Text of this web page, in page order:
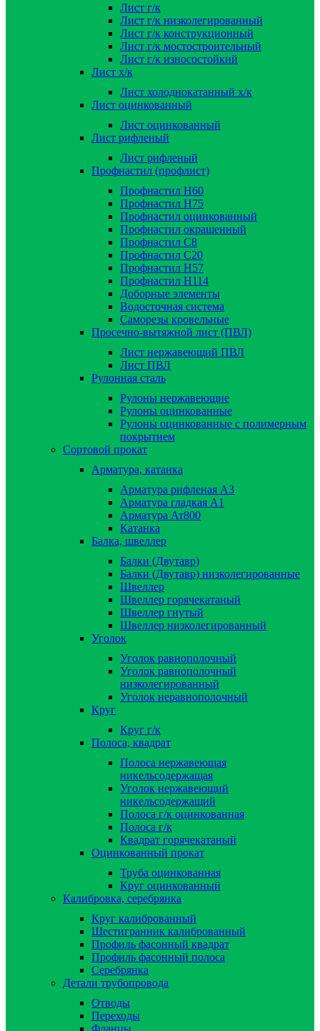
Лист г/к
Лист г/к низколегированный
Лист г/к конструкционный
Лист г/к мостостроительный
Лист г/к износостойкий
Лист х/к
Лист холоднокатанный х/к
Лист оцинкованный
Лист оцинкованный
Лист рифленый
Лист рифленый
Профнастил (профлист)
Профнастил Н60
Профнастил Н75
Профнастил оцинкованный
Профнастил окрашенный
Профнастил С8
Профнастил С20
Профнастил Н57
Профнастил Н114
Доборные элементы
Водосточная система
Саморезы кровельные
Просечно-вытяжной лист (ПВЛ)
Лист нержавеющий ПВЛ
Лист ПВЛ
Рулонная сталь
Рулоны нержавеющие
Рулоны оцинкованные
Рулоны оцинкованные с полимерным
покрытием
Сортовой прокат
Арматура, катанка
Арматура рифленая А3
Арматура гладкая А1
Арматура Ат800
Катанка
Балка, швеллер
Балки (Двутавр)
Балки (Двутавр) низколегированные
Швеллер
Швеллер горячекатаный
Швеллер гнутый
Швеллер низколегированный
Уголок
Уголок равнополочный
Уголок равнополочный
низколегированный
Уголок неравнополочный
Круг
Круг г/к
Полоса, квадрат
Полоса нержавеющая
никельсодержащая
Уголок нержавеющий
никельсодержащий
Полоса г/к оцинкованная
Полоса г/к
Квадрат горячекатаный
Оцинкованный прокат
Труба оцинкованная
Круг оцинкованный
Калибровка, серебрянка
Круг калиброванный
Шестигранник калиброванный
Профиль фасонный квадрат
Профиль фасонный полоса
Серебрянка
Детали трубопровода
Отводы
Переходы
Фланцы